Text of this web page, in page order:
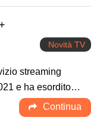
Novità TV
streaming
e ha esordito…
Continua